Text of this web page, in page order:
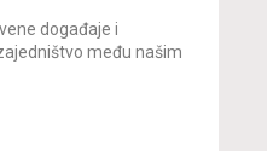
događaje i
među našim